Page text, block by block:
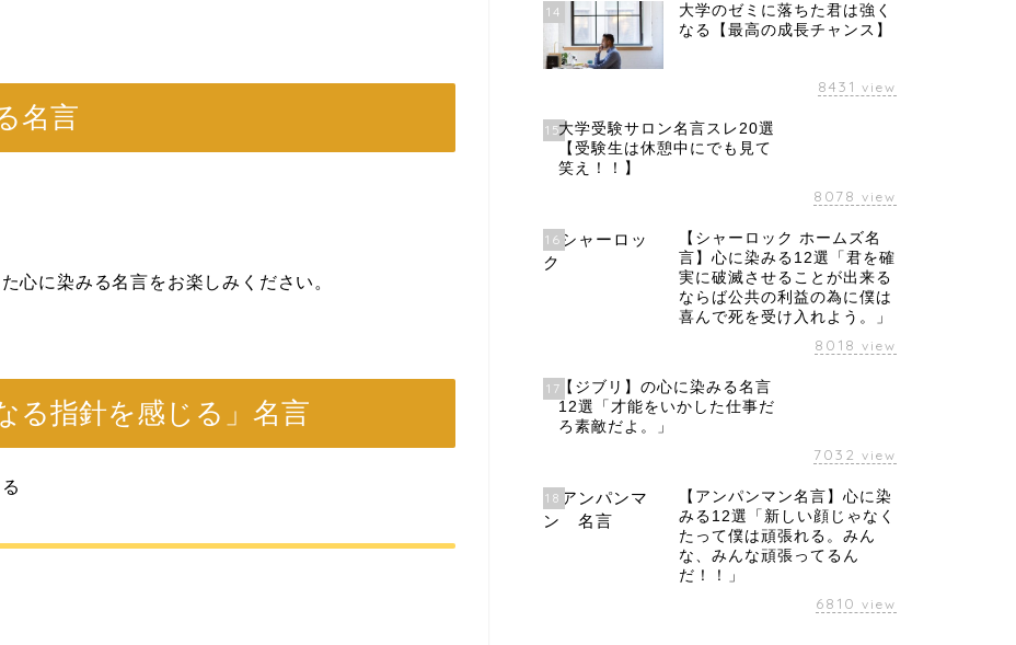
名言
心に染みる名言をお楽しみください。
る指針を感じる」名言
14
大学のゼミに落ちた君は強く
なる【最高の成長チャンス】
8431 view
15大学受験サロン名言スレ20選
【受験生は休憩中にでも見て
笑え！！】
8078 view
16
【シャーロック ホームズ名
言】心に染みる12選「君を確
実に破滅させることが出来る
ならば公共の利益の為に僕は
喜んで死を受け入れよう。」
8018 view
17【ジブリ】の心に染みる名言
12選「才能をいかした仕事だ
ろ素敵だよ。」
7032 view
18
【アンパンマン名言】心に染
みる12選「新しい顔じゃなく
たって僕は頑張れる。みん
な、みんな頑張ってるん
だ！！」
6810 view